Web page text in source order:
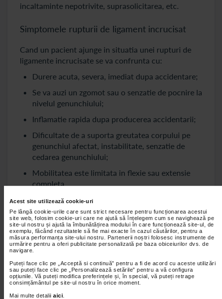
Acest site utilizează cookie-uri
Pe lângă cookie-urile care sunt strict necesare pentru funcționarea acestui
site web, folosim cookie-uri care ne ajută să înțelegem cum se navighează pe
site-ul nostru și ajută la îmbunătățirea modului în care funcționează site-ul, de
exemplu, făcând rezultatele să fie mai exacte în cazul căutărilor, pentru a
măsura performanța site-ului nostru. Partenerii noștri folosesc instrumente de
urmărire pentru a oferi publicitate personalizată pe baza obiceiurilor dvs. de
navigare.
Puteți face clic pe „Acceptă si continuă” pentru a fi de acord cu aceste utilizări
sau puteți face clic pe „Personalizează setările” pentru a vă configura
opțiunile. Vă puteți modifica preferințele și, în special, vă puteți retrage
consimțământul pe site-ul nostru în orice moment.
Mai multe detalii aici
incaltaminte nepotrivite, suprasolicitarea, etc.
Simptomele rupturii de ligament incrucisat
Cand un pacient ajunge in situatia unei rupturi de
ligamente incrucisate se va confrunta cu:
Durere acuta, severa, imediat dupa accidentare;
Se va auzi un zgomot sau o senzatie de pocnire la
nivelul genunchiului;
Inflamatie rapida dupa producerea accidentarii;
Dificultate de a suporta greutatea corpului pe
genunchiul afectat, instabilitate, senzatie de
cedarea genunchiului;
Mobilitatea este limitata in flexie sau extensie
completa.
Diagnostic si evaluare medicala
Diagnosticarea rupturii ligamentelor incrucisate
consta in:
Efectuarea anamnezei si a examenului clinic-
medicul solicita informatii despre modul
producerii accidentului, simptome si face teste
clinice pentru stabilitate;